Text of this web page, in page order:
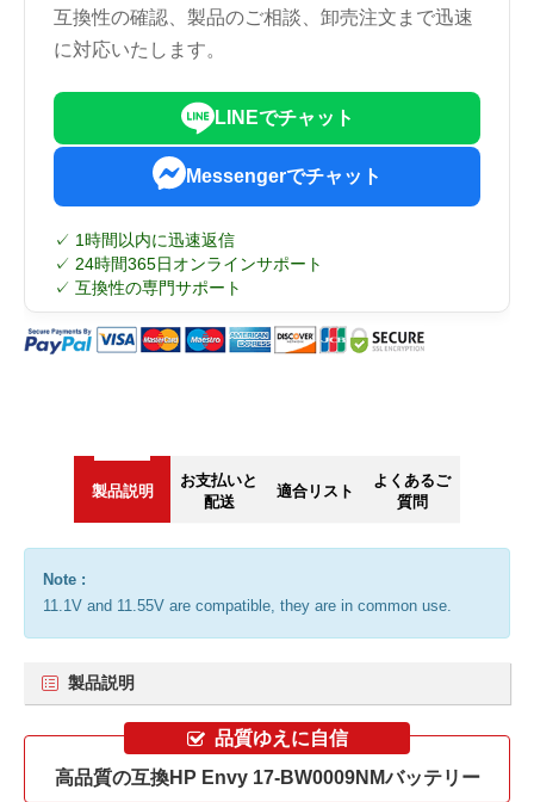
互換性の確認、製品のご相談、卸売注文まで迅速
に対応いたします。
LINEでチャット
Messengerでチャット
✓ 1時間以内に迅速返信
✓ 24時間365日オンラインサポート
✓ 互換性の専門サポート
製品説明
お支払いと
配送
適合リスト
よくあるご
質問
Note :
11.1V and 11.55V are compatible, they are in common use.
製品説明
品質ゆえに自信
高品質の互換HP Envy 17-BW0009NMバッテリー